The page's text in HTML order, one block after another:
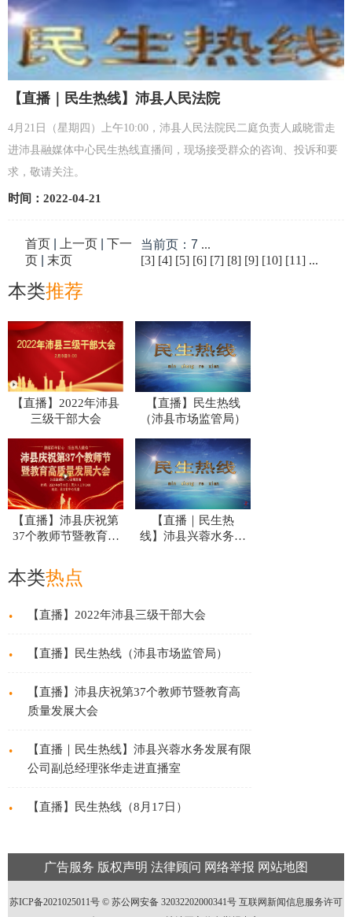
【直播｜民生热线】沛县人民法院
4月21日（星期四）上午10:00，沛县人民法院民二庭负责人戚晓雷走
进沛县融媒体中心民生热线直播间，现场接受群众的咨询、投诉和要
求，敬请关注。
时间：2022-04-21
首页| 上一页| 下一
页| 末页
当前页：7 ...
[3] [4] [5] [6] [7] [8] [9] [10] [11] ...
本类推荐
【直播】2022年沛县
三级干部大会
【直播】民生热线
（沛县市场监管局）
【直播】沛县庆祝第
37个教师节暨教育高
【直播｜民生热
线】 沛县兴蓉水务发
本类热点
· 【直播】2022年沛县三级干部大会
· 【直播】民生热线（沛县市场监管局）
·
【直播】沛县庆祝第37个教师节暨教育高
质量发展大会
·
【直播｜民生热线】 沛县兴蓉水务发展有限
公司副总经理张华走进直播室
· 【直播】民生热线（8月17日）
广告服务 版权声明 法律顾问 网络举报 网站地图
苏ICP备2021025011号 © 苏公网安备 32032202000341号 互联网新闻信息服务许可